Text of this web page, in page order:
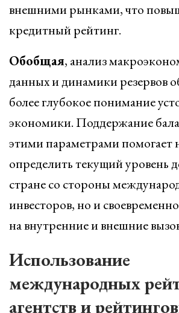
внешними рынками, что
кредитный рейтинг.
Обобщая, анализ
данных и динамики резервов
более глубокое понимание
экономики. Поддержание
этими параметрами помогает
определить текущий уровень
стране со стороны
инвесторов, но и
на внутренние и внешние
Использование
международных
агентств и